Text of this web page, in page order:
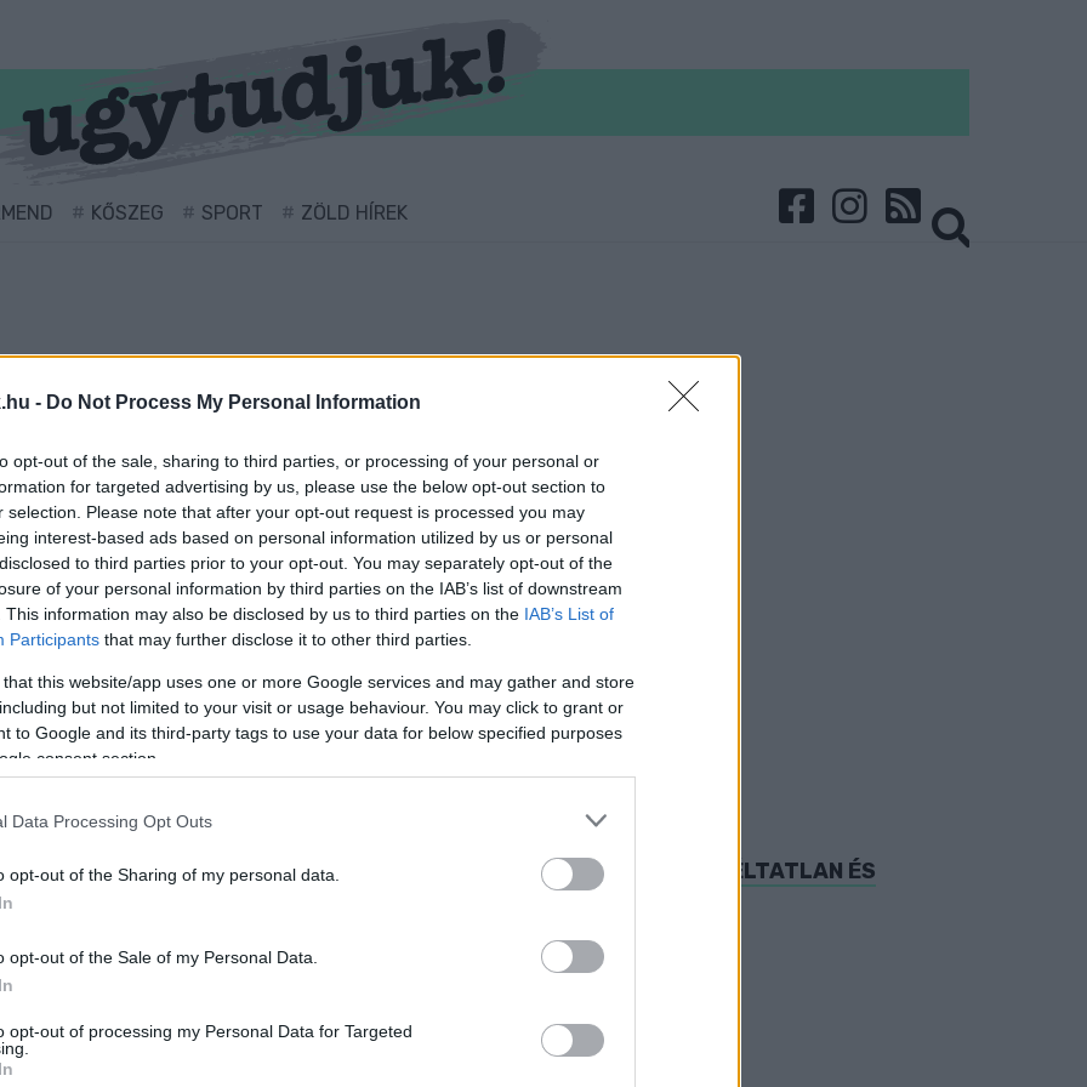
- Do Not Process My Personal Information
opt-out of the sale, sharing to third parties, or processing of your personal or
for targeted advertising by us, please use the below opt-out section to
selection. Please note that after your opt-out request is processed you may
interest-based ads based on personal information utilized by us or personal
to third parties prior to your opt-out. You may separately opt-out of the
of your personal information by third parties on the IAB’s list of downstream
This information may also be disclosed by us to third parties on the IAB’s List of
Participants that may further disclose it to other third parties.
that this website/app uses one or more Google services and may gather and store
but not limited to your visit or usage behaviour. You may click to grant or
to Google and its third-party tags to use your data for below specified purposes
consent section.
Data Processing Opt Outs
opt-out of the Sharing of my personal data.
opt-out of the Sale of my Personal Data.
opt-out of processing my Personal Data for Targeted
KŐSZEG SPORT ZÖLD HÍREK
A "VASI EZRES TŰZ" HELYSZÍNÉN
SZAPORÍTÓ
is sújtották, és eltiltották az állatokkal való foglalkozástól.
ABBAN AZ ÜGYBEN A NYOMOZÁST, AMELYBEN EGY OSZTRÁK NŐ MÉLTATLAN ÉS
ÁLLATOKAT
102 kutyát és 32 további állatot mentettek ki két csöngei ingatlanról.
CSÖNGEI ÁLLATSZAPORÍTÓT